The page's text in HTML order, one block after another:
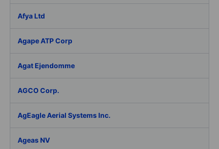
Afya Ltd
Agape ATP Corp
Agat Ejendomme
AGCO Corp.
AgEagle Aerial Systems Inc.
Ageas NV